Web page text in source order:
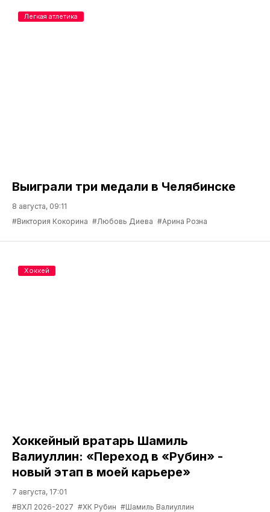
Выиграли три медали в Челябинске
8 августа, 09:11
#Виктория Кокорина #Любовь Диева #Арина Розна
Легкая атлетика
Хоккейный вратарь Шамиль
Валиуллин: «Переход в «Рубин» -
новый этап в моей карьере»
7 августа, 17:01
#ВХЛ 2026-2027 #ХК Рубин #Шамиль Валиуллин
Хоккей